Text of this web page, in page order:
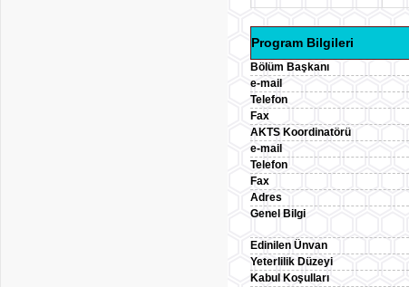
Program Bilgileri
Bölüm Başkanı
e-mail
Telefon
Fax
AKTS Koordinatörü
e-mail
Telefon
Fax
Adres
Genel Bilgi
Edinilen Ünvan
Yeterlilik Düzeyi
Kabul Koşulları